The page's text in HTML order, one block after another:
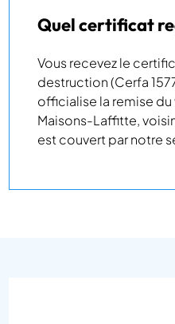
Quel certificat
Vous recevez le
destruction (Cerfa
officialise la remise
Maisons-Laffitte,
est couvert par notre